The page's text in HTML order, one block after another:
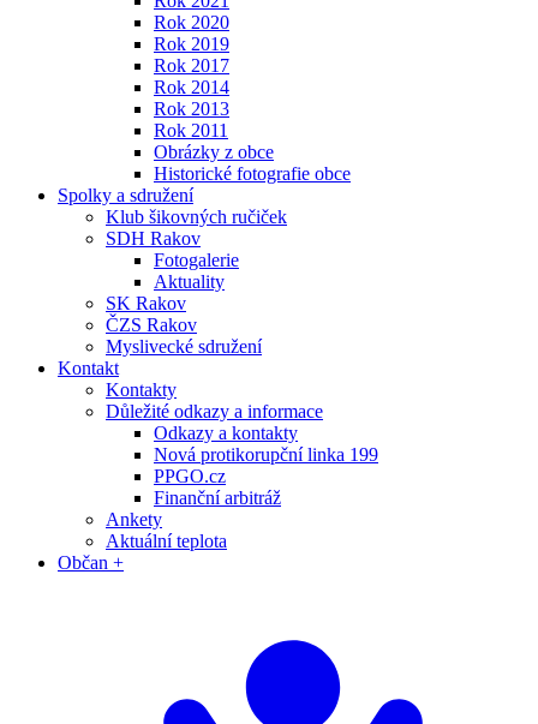
Rok 2020
Rok 2019
Rok 2017
Rok 2014
Rok 2013
Rok 2011
Obrázky z obce
Historické fotografie obce
Spolky a sdružení
Klub šikovných ručiček
SDH Rakov
Fotogalerie
Aktuality
SK Rakov
ČZS Rakov
Myslivecké sdružení
Kontakt
Kontakty
Důležité odkazy a informace
Odkazy a kontakty
Nová protikorupční linka 199
PPGO.cz
Finanční arbitráž
Ankety
Aktuální teplota
Občan +